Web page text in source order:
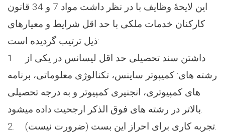
این لایحۀ وظایف با در نظر داشت مواد 7 و 34 قانون
کارکنان خدمات ملکی با حد اقل شرایط و معیارهای
ذیل ترتیب گردیده است:
1. داشتن سند تحصیلی حد اقل لیسانس در یکی از
رشته های: کمیپوتر ساینس، تکنالوژی معلوماتی، برنامه
های کمپیوتری، انجنیری کمپیوتر و به درجه تحصیلی